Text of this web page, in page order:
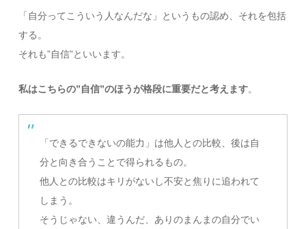
「自分ってこういう人なんだな」というもの認め、それを包括
する。
それも”自信”といいます。
私はこちらの”自信”のほうが格段に重要だと考えます。
「できるできないの能力」は他人との比較、後は自
分と向き合うことで得られるもの。
他人との比較はキリがないし不安と焦りに追われて
しまう。
そうじゃない、違うんだ、ありのまんまの自分でい